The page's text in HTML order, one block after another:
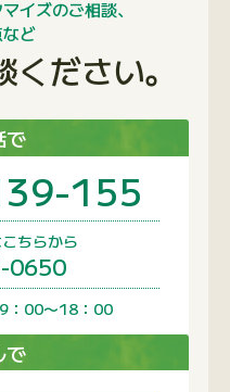
イズのご相談、
ど
ださい。
で
155
ちらから
0650
：00〜18：00
で